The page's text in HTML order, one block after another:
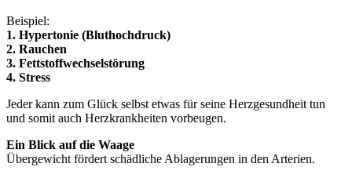
Beispiel:
1. Hypertonie (Bluthochdruck)
2. Rauchen
3. Fettstoffwechselstörung
4. Stress
Jeder kann zum Glück selbst etwas für seine Herzgesundheit tun
und somit auch Herzkrankheiten vorbeugen.
Ein Blick auf die Waage
Übergewicht fördert schädliche Ablagerungen in den Arterien.